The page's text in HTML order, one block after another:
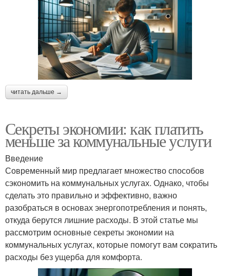
читать дальше →
Секреты экономии: как платить
меньше за коммунальные услуги
Введение
Современный мир предлагает множество способов
сэкономить на коммунальных услугах. Однако, чтобы
сделать это правильно и эффективно, важно
разобраться в основах энергопотребления и понять,
откуда берутся лишние расходы. В этой статье мы
рассмотрим основные секреты экономии на
коммунальных услугах, которые помогут вам сократить
расходы без ущерба для комфорта.